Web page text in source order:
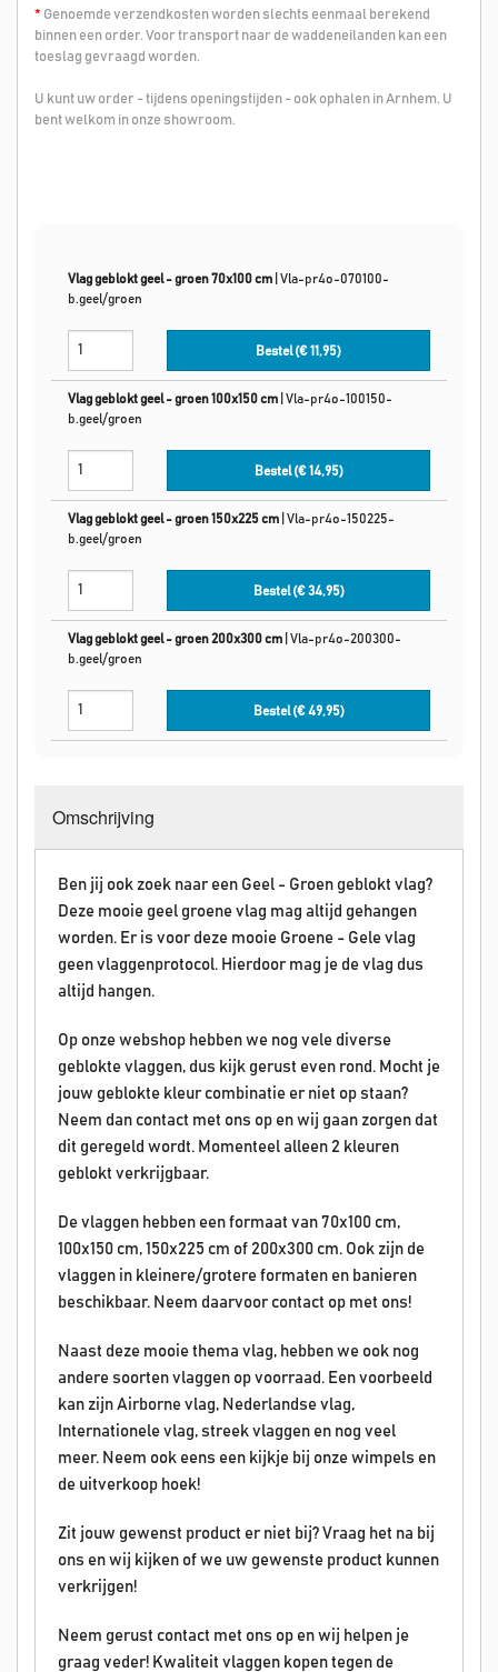
* Genoemde verzendkosten worden slechts eenmaal berekend
binnen een order. Voor transport naar de waddeneilanden kan een
toeslag gevraagd worden.
U kunt uw order - tijdens openingstijden - ook ophalen in Arnhem. U
bent welkom in onze showroom.
Vlag geblokt geel - groen 70x100 cm Vla-pr4o-070100-
b.geel/groen
Bestel (€11,95)
Vlag geblokt geel - groen 100x150 cm Vla-pr4o-100150-
b.geel/groen
Bestel (€14,95)
Vlag geblokt geel - groen 150x225 cm Vla-pr4o-150225-
b.geel/groen
Bestel (€34,95)
Vlag geblokt geel - groen 200x300 cm Vla-pr4o-200300-
b.geel/groen
Bestel (€49,95)
Omschrijving
Ben jij ook zoek naar een Geel - Groen geblokt vlag?
Deze mooie geel groene vlag mag altijd gehangen
worden. Er is voor deze mooie Groene - Gele vlag
geen vlaggenprotocol. Hierdoor mag je de vlag dus
altijd hangen.
Op onze webshop hebben we nog vele diverse
geblokte vlaggen, dus kijk gerust even rond. Mocht je
jouw geblokte kleur combinatie er niet op staan?
Neem dan contact met ons op en wij gaan zorgen dat
dit geregeld wordt. Momenteel alleen 2 kleuren
geblokt verkrijgbaar.
De vlaggen hebben een formaat van 70x100 cm,
100x150 cm, 150x225 cm of 200x300 cm. Ook zijn de
vlaggen in kleinere/grotere formaten en banieren
beschikbaar. Neem daarvoor contact op met ons!
Naast deze mooie thema vlag, hebben we ook nog
andere soorten vlaggen op voorraad. Een voorbeeld
kan zijn Airborne vlag, Nederlandse vlag,
Internationele vlag, streek vlaggen en nog veel
meer. Neem ook eens een kijkje bij onze wimpels en
de uitverkoop hoek!
Zit jouw gewenst product er niet bij? Vraag het na bij
ons en wij kijken of we uw gewenste product kunnen
verkrijgen!
Neem gerust contact met ons op en wij helpen je
graag veder! Kwaliteit vlaggen kopen tegen de